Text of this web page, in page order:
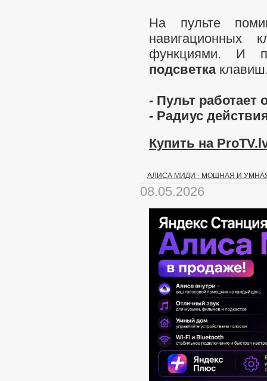
На пульте
навигационных
функциями. И
подсветка
- Пульт работает
- Радиус
Купить на
АЛИСА МИДИ - МОЩНАЯ И
08.05.2026